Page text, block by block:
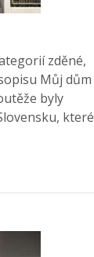
zděné,
Můj dům
byly
které